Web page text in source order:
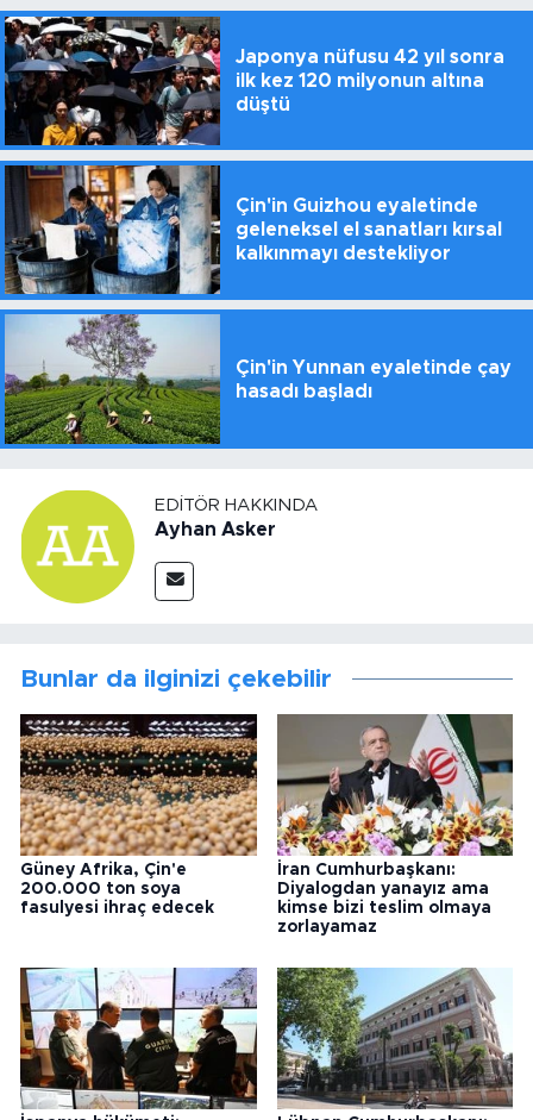
Japonya nüfusu 42 yıl sonra
ilk kez 120 milyonun altına
düştü
Çin'in Guizhou eyaletinde
geleneksel el sanatları kırsal
kalkınmayı destekliyor
Çin'in Yunnan eyaletinde çay
hasadı başladı
EDITÖR HAKKINDA
Ayhan Asker
Bunlar da ilginizi çekebilir
Güney Afrika, Çin'e
200.000 ton soya
fasulyesi ihraç edecek
İran Cumhurbaşkanı:
Diyalogdan yanayız ama
kimse bizi teslim olmaya
zorlayamaz